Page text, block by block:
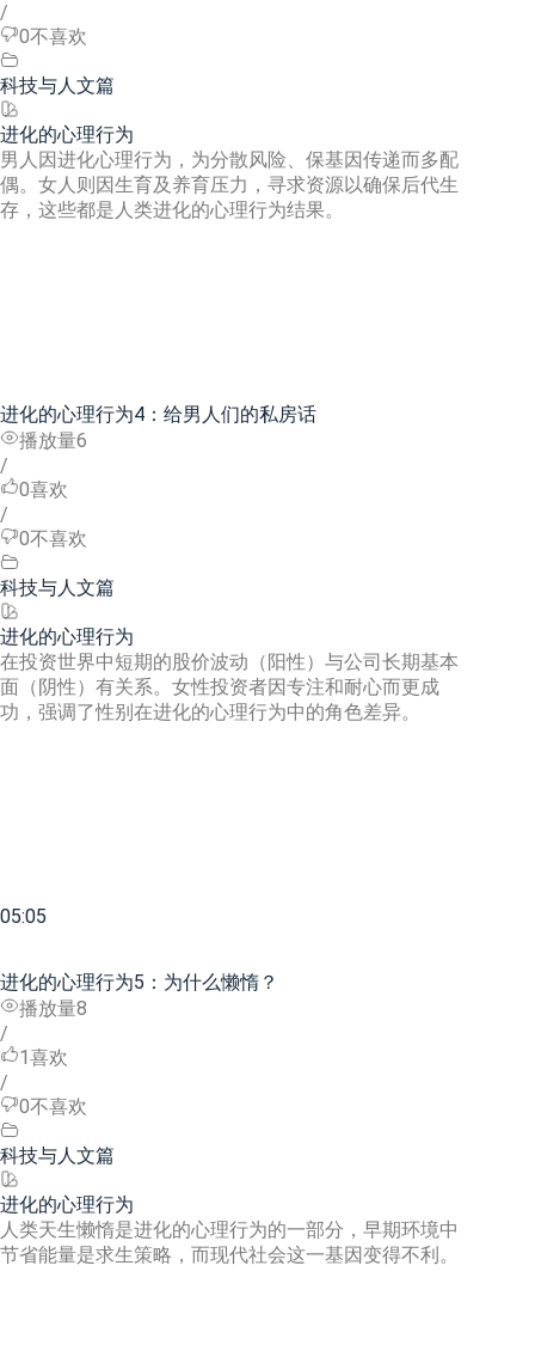
/
0不喜欢
科技与人文篇
进化的心理行为
男人因进化心理行为，为分散风险、保基因传递而多配
偶。女人则因生育及养育压力，寻求资源以确保后代生
存，这些都是人类进化的心理行为结果。
进化的心理行为4：给男人们的私房话
播放量6
/
0喜欢
/
0不喜欢
科技与人文篇
进化的心理行为
在投资世界中短期的股价波动（阳性）与公司长期基本
面（阴性）有关系。女性投资者因专注和耐心而更成
功，强调了性别在进化的心理行为中的角色差异。
05:05
进化的心理行为5：为什么懒惰？
播放量8
/
1喜欢
/
0不喜欢
科技与人文篇
进化的心理行为
人类天生懒惰是进化的心理行为的一部分，早期环境中
节省能量是求生策略，而现代社会这一基因变得不利。